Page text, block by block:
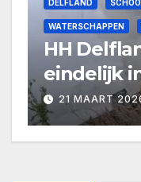
DELFLAND
WATERSCHAPPEN
HH
eindelijk
21 MAART